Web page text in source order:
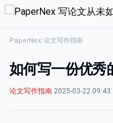
PaperNex/论文写作指南
如何写一份优秀
论文写作指南·2025-03-22